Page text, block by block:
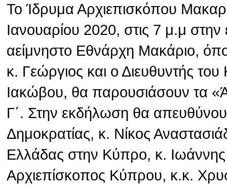
Το Ίδρυμα Αρχιεπισκόπου
Ιανουαρίου 2020, στις 7 μ.μ
αείμνηστο Εθνάρχη Μακάριο,
κ. Γεώργιος και ο Διευθυντής
Ιακώβου, θα παρουσιάσουν τα
Γ΄. Στην εκδήλωση θα
Δημοκρατίας, κ. Νίκος
Ελλάδας στην Κύπρο, κ.
Αρχιεπίσκοπος Κύπρου, κ.κ.